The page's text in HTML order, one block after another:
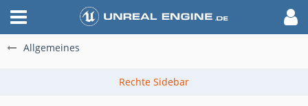
Allgemeines